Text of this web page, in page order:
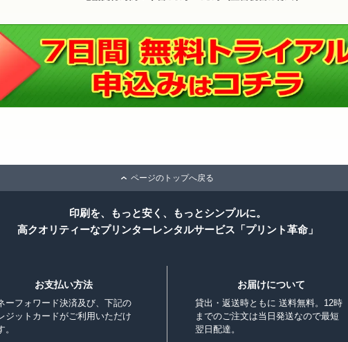
ページのトップへ戻る
印刷を、もっと安く、もっとシンプルに。
高クオリティーなプリンターレンタルサービス「プリント革命」
お支払い方法
ーフォワード決済及び、下記の
ジットカードがご利用いただけ
。
お届けについて
貸出・返送時ともに 送料無料。12時
までのご注文は当日発送なので最短
翌日配達。